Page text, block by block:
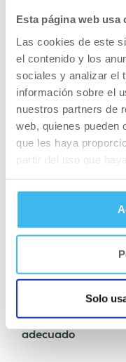
Esta página web usa
Las cookies de este
el contenido y los
sociales y analizar el
información sobre el
nuestros partners de
web, quienes pueden
que les haya
partir del uso que
Solo
CONSEJOS SOBRE
El mejor
CONSEJOS SOBRE
Multivitamínicos
adecuado